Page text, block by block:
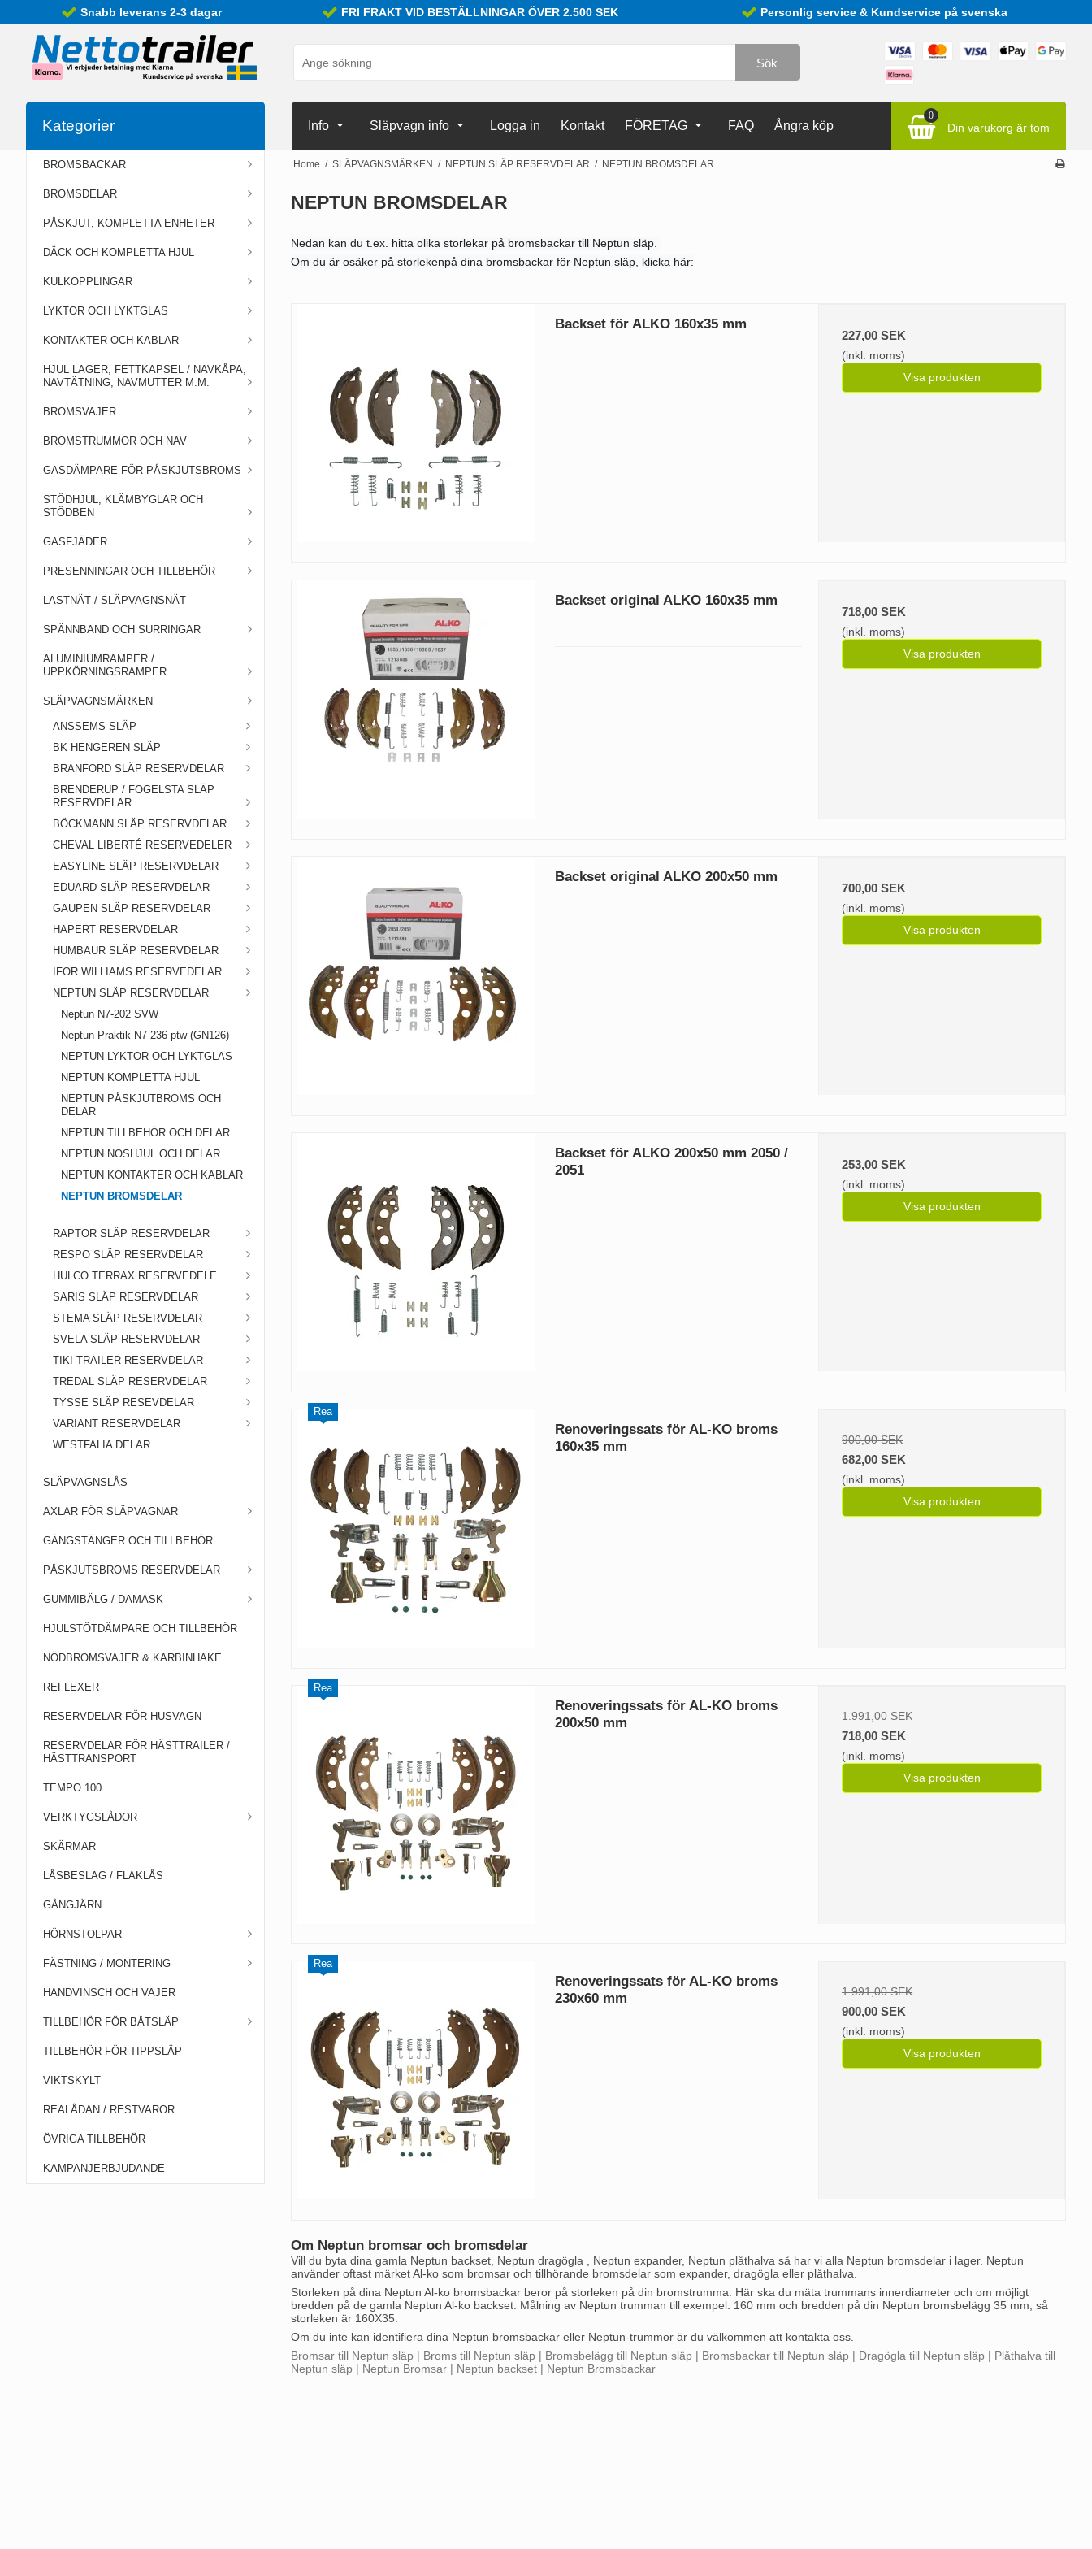
Snabb leverans 2-3 dagar FRI FRAKT VID BESTÄLLNINGAR ÖVER 2.500 SEK Personlig service & Kundservice på svenska
Sök
0
Din varukorg är tom
Info Släpvagn info Logga in Kontakt FÖRETAG FAQ Ångra köp
Kategorier
BROMSBACKAR
BROMSDELAR
PÅSKJUT, KOMPLETTA ENHETER
DÄCK OCH KOMPLETTA HJUL
KULKOPPLINGAR
LYKTOR OCH LYKTGLAS
KONTAKTER OCH KABLAR
HJUL LAGER, FETTKAPSEL / NAVKÅPA,
NAVTÄTNING, NAVMUTTER M.M.
BROMSVAJER
BROMSTRUMMOR OCH NAV
GASDÄMPARE FÖR PÅSKJUTSBROMS
STÖDHJUL, KLÄMBYGLAR OCH
STÖDBEN
GASFJÄDER
PRESENNINGAR OCH TILLBEHÖR
LASTNÄT / SLÄPVAGNSNÄT
SPÄNNBAND OCH SURRINGAR
ALUMINIUMRAMPER /
UPPKÖRNINGSRAMPER
SLÄPVAGNSMÄRKEN
ANSSEMS SLÄP
BK HENGEREN SLÄP
BRANFORD SLÄP RESERVDELAR
BRENDERUP / FOGELSTA SLÄP
RESERVDELAR
BÖCKMANN SLÄP RESERVDELAR
CHEVAL LIBERTÉ RESERVEDELER
EASYLINE SLÄP RESERVDELAR
EDUARD SLÄP RESERVDELAR
GAUPEN SLÄP RESERVDELAR
HAPERT RESERVDELAR
HUMBAUR SLÄP RESERVDELAR
IFOR WILLIAMS RESERVEDELAR
NEPTUN SLÄP RESERVDELAR
Neptun N7-202 SVW
Neptun Praktik N7-236 ptw (GN126)
NEPTUN LYKTOR OCH LYKTGLAS
NEPTUN KOMPLETTA HJUL
NEPTUN PÅSKJUTBROMS OCH
DELAR
NEPTUN TILLBEHÖR OCH DELAR
NEPTUN NOSHJUL OCH DELAR
NEPTUN KONTAKTER OCH KABLAR
NEPTUN BROMSDELAR
RAPTOR SLÄP RESERVDELAR
RESPO SLÄP RESERVDELAR
HULCO TERRAX RESERVEDELE
SARIS SLÄP RESERVDELAR
STEMA SLÄP RESERVDELAR
SVELA SLÄP RESERVDELAR
TIKI TRAILER RESERVDELAR
TREDAL SLÄP RESERVDELAR
TYSSE SLÄP RESEVDELAR
VARIANT RESERVDELAR
WESTFALIA DELAR
SLÄPVAGNSLÅS
AXLAR FÖR SLÄPVAGNAR
GÄNGSTÄNGER OCH TILLBEHÖR
PÅSKJUTSBROMS RESERVDELAR
GUMMIBÄLG / DAMASK
HJULSTÖTDÄMPARE OCH TILLBEHÖR
NÖDBROMSVAJER & KARBINHAKE
REFLEXER
RESERVDELAR FÖR HUSVAGN
RESERVDELAR FÖR HÄSTTRAILER /
HÄSTTRANSPORT
TEMPO 100
VERKTYGSLÅDOR
SKÄRMAR
LÅSBESLAG / FLAKLÅS
GÅNGJÄRN
HÖRNSTOLPAR
FÄSTNING / MONTERING
HANDVINSCH OCH VAJER
TILLBEHÖR FÖR BÅTSLÄP
TILLBEHÖR FÖR TIPPSLÄP
VIKTSKYLT
REALÅDAN / RESTVAROR
ÖVRIGA TILLBEHÖR
KAMPANJERBJUDANDE
Home / SLÄPVAGNSMÄRKEN / NEPTUN SLÄP RESERVDELAR / NEPTUN BROMSDELAR
NEPTUN BROMSDELAR
Nedan kan du t.ex. hitta olika storlekar på bromsbackar till Neptun släp.
Om du är osäker på storlekenpå dina bromsbackar för Neptun släp, klicka här:
Backset för ALKO 160x35 mm
227,00 SEK
(inkl. moms)
Visa produkten
Backset original ALKO 160x35 mm
718,00 SEK
(inkl. moms)
Visa produkten
Backset original ALKO 200x50 mm
700,00 SEK
(inkl. moms)
Visa produkten
Backset för ALKO 200x50 mm 2050 /
2051
253,00 SEK
(inkl. moms)
Visa produkten
Rea
Renoveringssats för AL-KO broms
160x35 mm
900,00 SEK
682,00 SEK
(inkl. moms)
Visa produkten
Rea
Renoveringssats för AL-KO broms
200x50 mm
1.991,00 SEK
718,00 SEK
(inkl. moms)
Visa produkten
Rea
Renoveringssats för AL-KO broms
230x60 mm
1.991,00 SEK
900,00 SEK
(inkl. moms)
Visa produkten
Om Neptun bromsar och bromsdelar
Vill du byta dina gamla Neptun backset, Neptun dragögla , Neptun expander, Neptun plåthalva så har vi alla Neptun bromsdelar i lager. Neptun
använder oftast märket Al-ko som bromsar och tillhörande bromsdelar som expander, dragögla eller plåthalva.
Storleken på dina Neptun Al-ko bromsbackar beror på storleken på din bromstrumma. Här ska du mäta trummans innerdiameter och om möjligt
bredden på de gamla Neptun Al-ko backset. Målning av Neptun trumman till exempel. 160 mm och bredden på din Neptun bromsbelägg 35 mm, så
storleken är 160X35.
Om du inte kan identifiera dina Neptun bromsbackar eller Neptun-trummor är du välkommen att kontakta oss.
Bromsar till Neptun släp | Broms till Neptun släp | Bromsbelägg till Neptun släp | Bromsbackar till Neptun släp | Dragögla till Neptun släp | Plåthalva till
Neptun släp | Neptun Bromsar | Neptun backset | Neptun Bromsbackar